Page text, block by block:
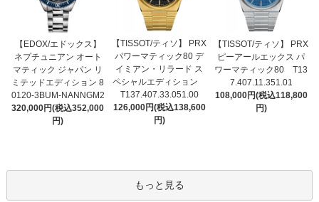
【EDOX/エドックス】
ネプチュニアン オート
マティック ジャパン リ
ミテッドエディション 8
0120-3BUM-NANNGM2
320,000円(税込352,000
円)
【TISSOT/ティソ】 PRX
パワーマティック80 デ
イミアン・リラード ス
ペシャルエディション
T137.407.33.051.00
126,000円(税込138,600
円)
【TISSOT/ティソ】 PRX
ピーアールエックス パ
ワーマティック80 T13
7.407.11.351.01
108,000円(税込118,800
円)
もっと見る